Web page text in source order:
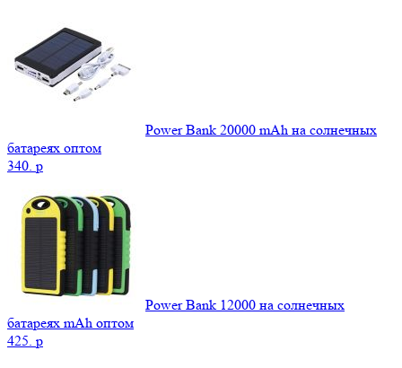
Power Bank 20000 mAh на солнечных
батареях оптом
340. p
Power Bank 12000 на солнечных
батареях mAh оптом
425. p